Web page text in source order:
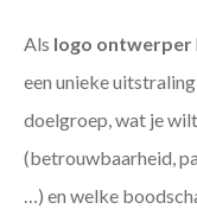
Als logo ontwerper
een unieke
doelgroep, wat je
(betrouwbaarheid,
…) en welke